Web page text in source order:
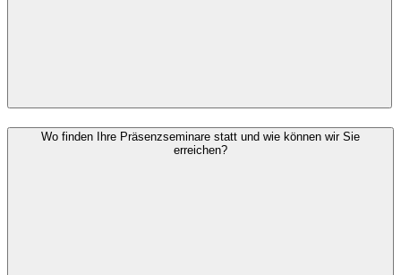
Wo finden Ihre Präsenzseminare statt und wie können wir Sie
erreichen?